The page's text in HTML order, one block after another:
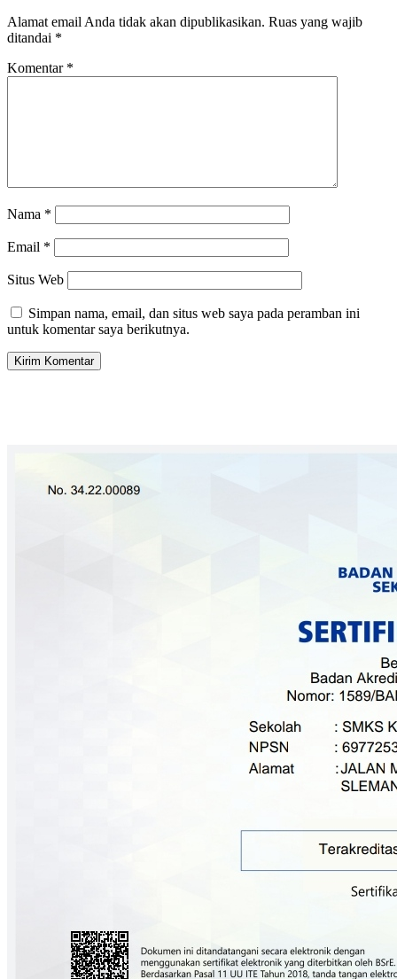
Alamat email Anda tidak akan dipublikasikan. Ruas yang wajib
ditandai *
Komentar *
Nama *
Email *
Situs Web
Simpan nama, email, dan situs web saya pada peramban ini
untuk komentar saya berikutnya.